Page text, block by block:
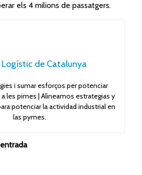
els 4 milions de passatgers.
Logístic de Catalunya
i sumar esforços per potenciar
a les pimes | Alineamos estrategias y
potenciar la actividad industrial en
las pymes.